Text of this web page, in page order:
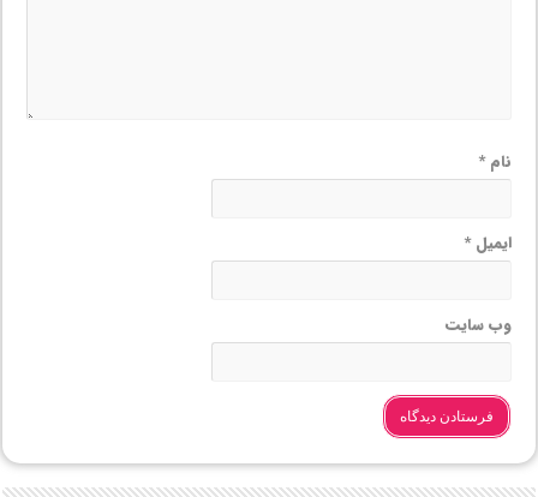
نام*
ایمیل*
وب‌ سایت